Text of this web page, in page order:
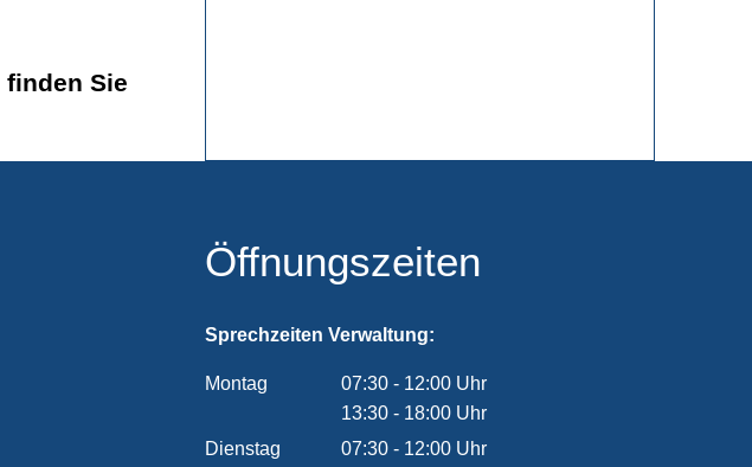
finden Sie
Öffnungszeiten
Sprechzeiten Verwaltung:
Montag 07:30 - 12:00 Uhr
Von 07:30 bis 12:00 Uhr
13:30 - 18:00 Uhr
Von 13:30 bis 18:00 Uhr
Dienstag 07:30 - 12:00 Uhr